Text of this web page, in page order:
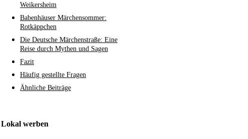
Weikersheim
Babenhäuser Märchensommer:
Rotkäppchen
Die Deutsche Märchenstraße: Eine
Reise durch Mythen und Sagen
Fazit
Häufig gestellte Fragen
Ähnliche Beiträge
Lokal werben